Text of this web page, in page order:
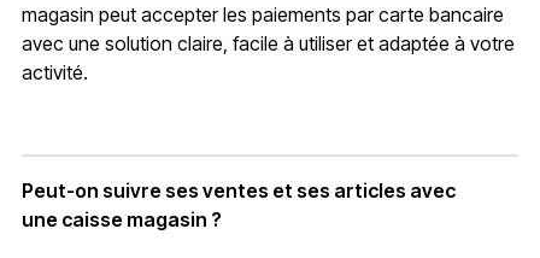
magasin peut accepter les paiements par carte bancaire
avec une solution claire, facile à utiliser et adaptée à votre
activité.
Peut-on suivre ses ventes et ses articles avec
une caisse magasin ?